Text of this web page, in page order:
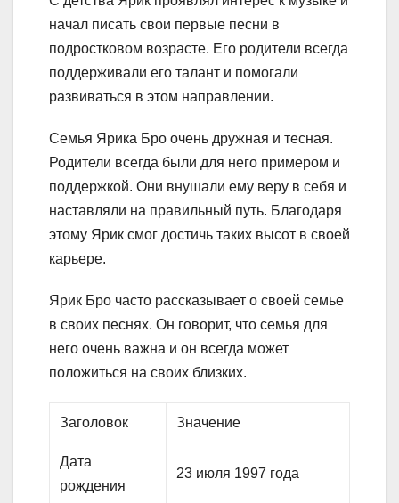
начал писать свои первые песни в
подростковом возрасте. Его родители всегда
поддерживали его талант и помогали
развиваться в этом направлении.
Семья Ярика Бро очень дружная и тесная.
Родители всегда были для него примером и
поддержкой. Они внушали ему веру в себя и
наставляли на правильный путь. Благодаря
этому Ярик смог достичь таких высот в своей
карьере.
Ярик Бро часто рассказывает о своей семье
в своих песнях. Он говорит, что семья для
него очень важна и он всегда может
положиться на своих близких.
Заголовок Значение
Дата
рождения
23 июля 1997 года